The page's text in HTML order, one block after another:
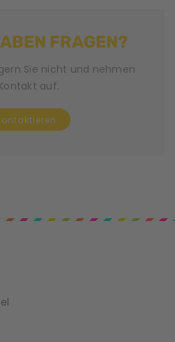
FRAGEN?
Sie nicht und nehmen
auf.